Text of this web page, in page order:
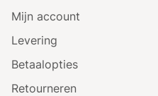
Mijn account
Levering
Betaalopties
Retourneren